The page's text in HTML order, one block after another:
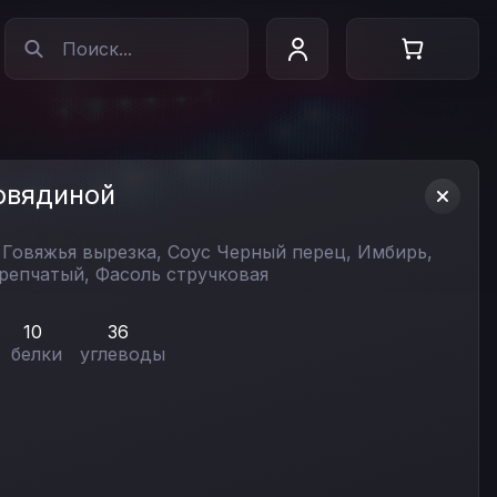
Говяжья вырезка,Соус Черный перец, Имбирь,
Фасоль стручковая
10
белки
36
углеводы